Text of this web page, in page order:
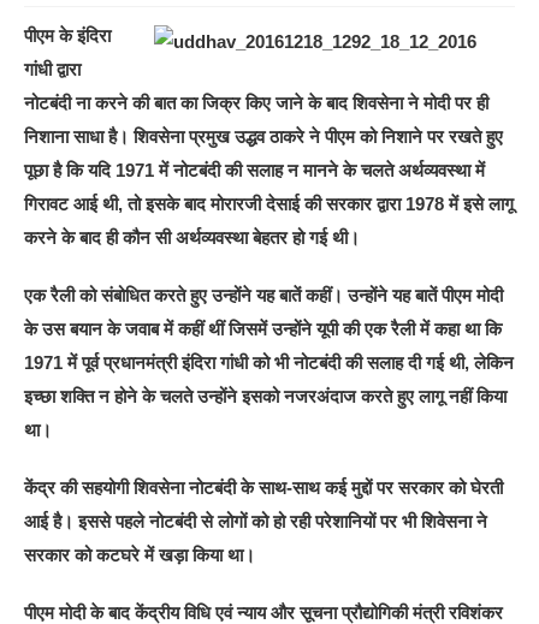
पीएम के इंदिरा
गांधी द्वारा
नोटबंदी ना करने की बात का जिक्र किए जाने के बाद शिवसेना ने मोदी पर ही
निशाना साधा है। शिवसेना प्रमुख उद्धव ठाकरे ने पीएम को निशाने पर रखते हुए
पूछा है कि यदि 1971 में नोटबंदी की सलाह न मानने के चलते अर्थव्‍यवस्‍था में
गिरावट आई थी, तो इसके बाद मोरारजी देसाई की सरकार द्वारा 1978 में इसे लागू
करने के बाद ही कौन सी अर्थव्‍यवस्‍था बेहतर हो गई थी।
एक रैली को संबोधित करते हुए उन्‍होंने यह बातें कहीं। उन्‍होंने यह बातें पीएम मोदी
के उस बयान के जवाब में कहीं थीं जिसमें उन्‍होंने यूपी की एक रैली में कहा था कि
1971 में पूर्व प्रधानमंत्री इंदिरा गांधी को भी नोटबंदी की सलाह दी गई थी, लेकिन
इच्‍छा शक्ति न होने के चलते उन्‍होंने इसको नजरअंदाज करते हुए लागू नहीं किया
था।
केंद्र की सहयोगी शिवसेना नोटबंदी के साथ-साथ कई मुद्दों पर सरकार को घेरती
आई है। इससे पहले नोटबंदी से लोगों को हो रही परेशानियों पर भी शिवेसना ने
सरकार को कटघरे में खड़ा किया था।
पीएम मोदी के बाद केंद्रीय विधि एवं न्याय और सूचना प्रौद्योगिकी मंत्री रविशंकर